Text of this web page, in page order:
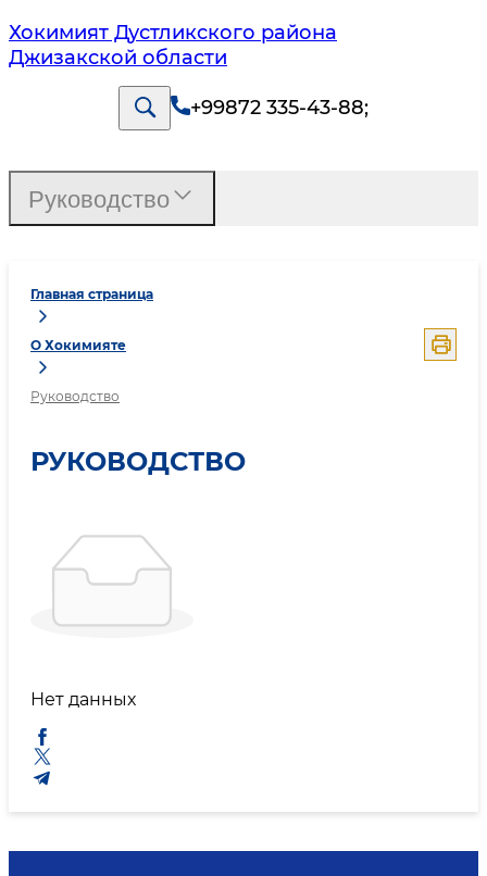
Хокимият Дустликского района
Джизакской области
+99872 335-43-88;
Главная страница
О Хокимияте
Руководство
РУКОВОДСТВО
Нет данных
Руководство